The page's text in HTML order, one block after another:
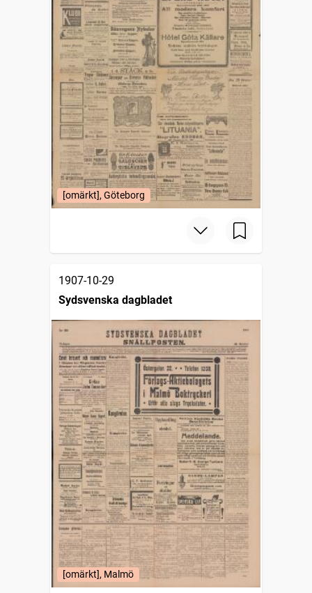
[omärkt], Göteborg
1907-10-29
Sydsvenska dagbladet
[omärkt], Malmö